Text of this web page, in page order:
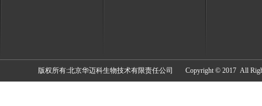
版权所有:北京华迈科生物技术有限责任公司 Copyright © 2017 All